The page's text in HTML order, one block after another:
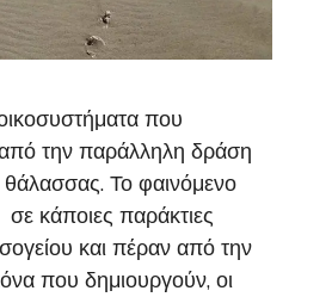
που
την παράλληλη δράση
θάλασσας. Το φαινόμενο
κάποιες παράκτιες
και πέραν από την
που δημιουργούν, οι